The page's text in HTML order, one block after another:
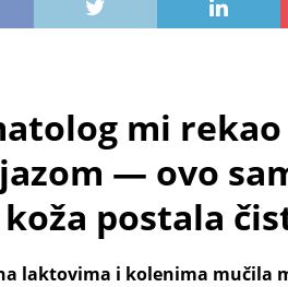
mi rekao
— ovo
postala
laktovima i kolenima mučila